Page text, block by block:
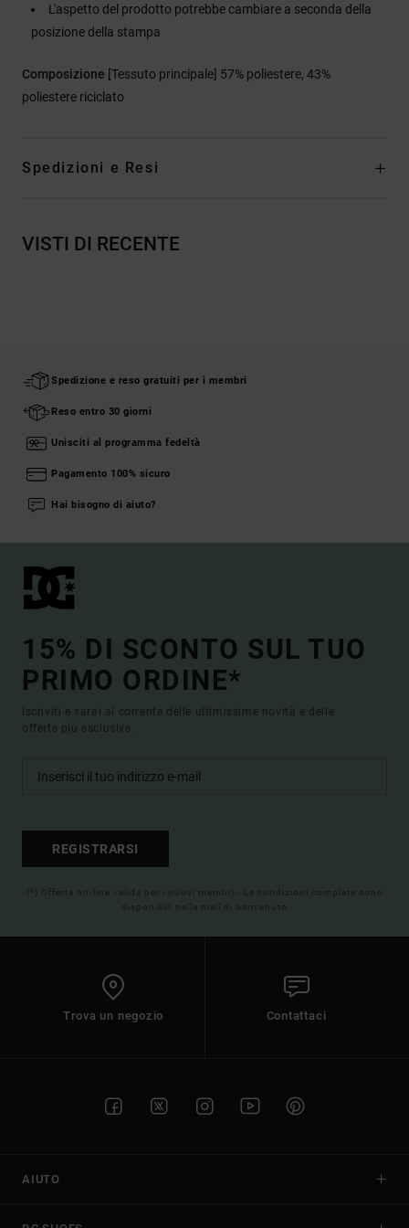
L'aspetto del prodotto potrebbe cambiare a seconda della
posizione della stampa
Composizione [Tessuto principale] 57% poliestere, 43%
poliestere riciclato
Spedizioni e Resi
VISTI DI RECENTE
Spedizione e reso gratuiti per i membri
Reso entro 30 giorni
Unisciti al programma fedeltà
Pagamento 100% sicuro
Hai bisogno di aiuto?
15% DI SCONTO SUL TUO
PRIMO ORDINE*
Iscriviti e sarai al corrente delle ultimissime novità e delle
offerte più esclusive.
REGISTRARSI
(*) Offerta on-line valida per i nuovi membri - Le condizioni complete sono
disponibili nella mail di benvenuto
Trova un negozio Contattaci
AIUTO